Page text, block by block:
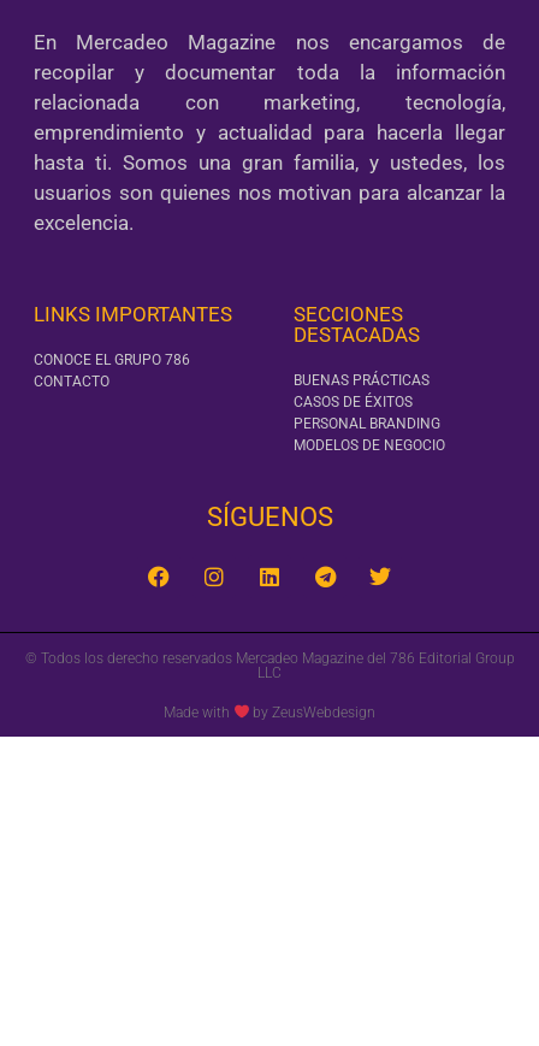
En Mercadeo Magazine nos encargamos de
recopilar y documentar toda la información
relacionada con marketing, tecnología,
emprendimiento y actualidad para hacerla llegar
hasta ti. Somos una gran familia, y ustedes, los
usuarios son quienes nos motivan para alcanzar la
excelencia.
LINKS IMPORTANTES
CONOCE EL GRUPO 786
CONTACTO
SECCIONES
DESTACADAS
BUENAS PRÁCTICAS
CASOS DE ÉXITOS
PERSONAL BRANDING
MODELOS DE NEGOCIO
SÍGUENOS‎
© Todos los derecho reservados Mercadeo Magazine del 786 Editorial Group
LLC
Made with by ZeusWebdesign